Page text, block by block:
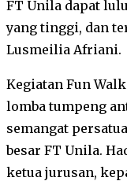
FT Unila dapat
yang tinggi, dan
Lusmeilia Afriani.
Kegiatan Fun
lomba tumpeng
semangat
besar FT Unila.
ketua jurusan,